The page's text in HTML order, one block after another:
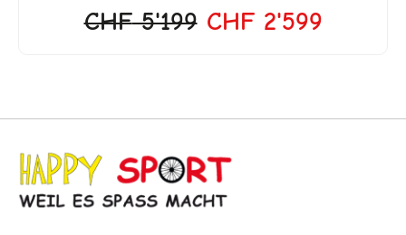
CHF5'199 CHF2'599